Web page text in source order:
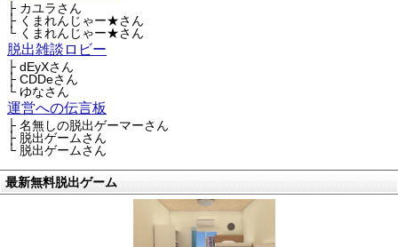
├ カユラさん
├ くまれんじゃー★さん
└ くまれんじゃー★さん
脱出雑談ロビー
├ dEyXさん
├ CDDeさん
└ ゆなさん
運営への伝言板
├ 名無しの脱出ゲーマーさん
├ 脱出ゲームさん
└ 脱出ゲームさん
最新無料脱出ゲーム